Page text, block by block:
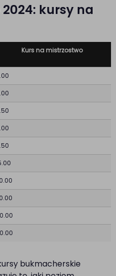
kursy na
Kurs na mistrzostwo
bukmacherskie